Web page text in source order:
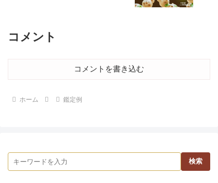
コメント
コメントを書き込む
ホーム 鑑定例
検索